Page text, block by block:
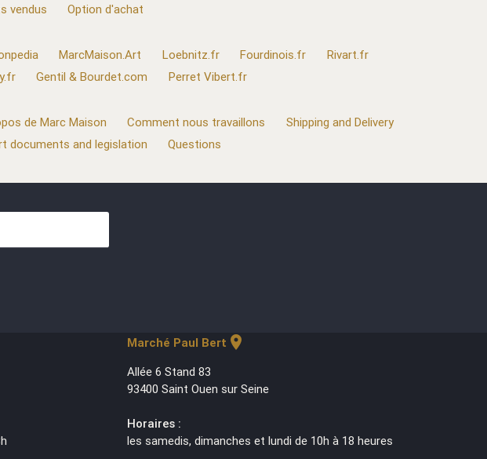
vendus
Option d'achat
MarcMaison.Art Loebnitz.fr Fourdinois.fr
Rivart.fr
Gentil & Bourdet.com Perret Vibert.fr
de Marc Maison Comment nous travaillons
Shipping and Delivery
documents and legislation
Questions
Marché Paul Bert location_on
Allée 6 Stand 83
93400 Saint Ouen sur Seine
Horaires :
les samedis, dimanches et lundi de 10h à 18 heures